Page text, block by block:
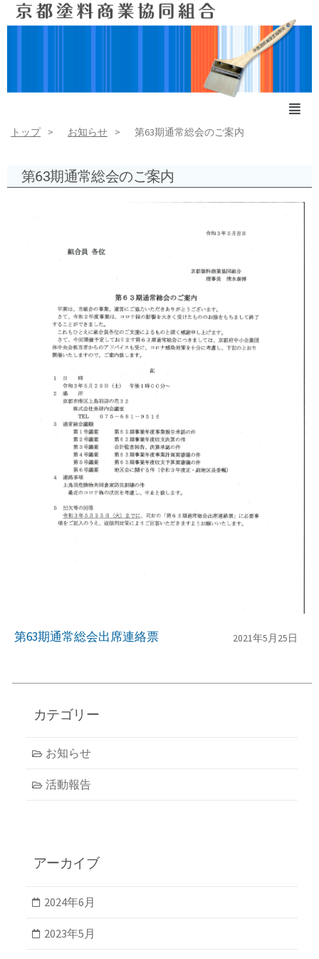
トップ お知らせ 第63期通常総会のご案内
第63期通常総会のご案内
第63期通常総会出席連絡票 2021年5月25日
カテゴリー
お知らせ
活動報告
アーカイブ
2024年6月
2023年5月